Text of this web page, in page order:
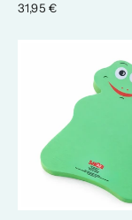
31,95 €